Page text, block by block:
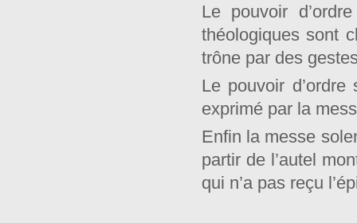
Le pouvoir
théologiques sont
trône par des
Le pouvoir
exprimé par la
Enfin la messe
partir de l’autel
qui n’a pas reçu